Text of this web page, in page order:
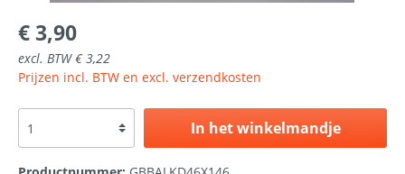
€ 3,90
excl. BTW € 3,22
Prijzen incl. BTW en excl. verzendkosten
In het winkelmandje